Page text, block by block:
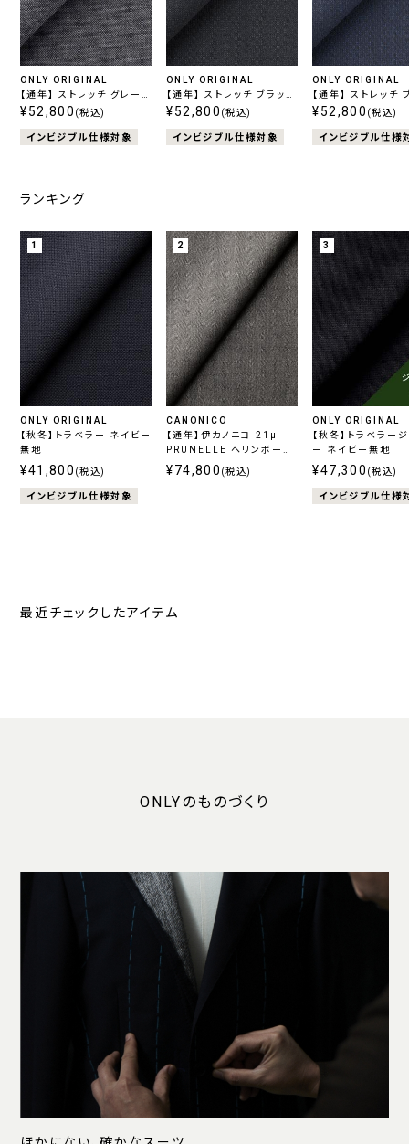
ONLY ORIGINAL
【通年】 ストレッチ グレー
無地
¥52,800 (税込)
インビジブル仕様対象
ONLY ORIGINAL
【通年】 ストレッチ ブラック
シャドーチェック
¥52,800 (税込)
インビジブル仕様対象
ONLY ORIGINAL
【通年】 ストレッチ
シャドーチェック
¥52,800 (税込)
インビジブル仕様
ランキング
1
ONLY ORIGINAL
【秋冬】トラベラー ネイビー
無地
¥41,800 (税込)
インビジブル仕様対象
2
CANONICO
【通年】伊カノニコ 21μ
PRUNELLE ヘリンボーン
グレー
¥74,800 (税込)
3
ONLY ORIGINAL
【秋冬】トラベラー
ー ネイビー無地
¥47,300 (税込)
インビジブル仕様
最近チェックしたアイテム
ONLYのものづくり